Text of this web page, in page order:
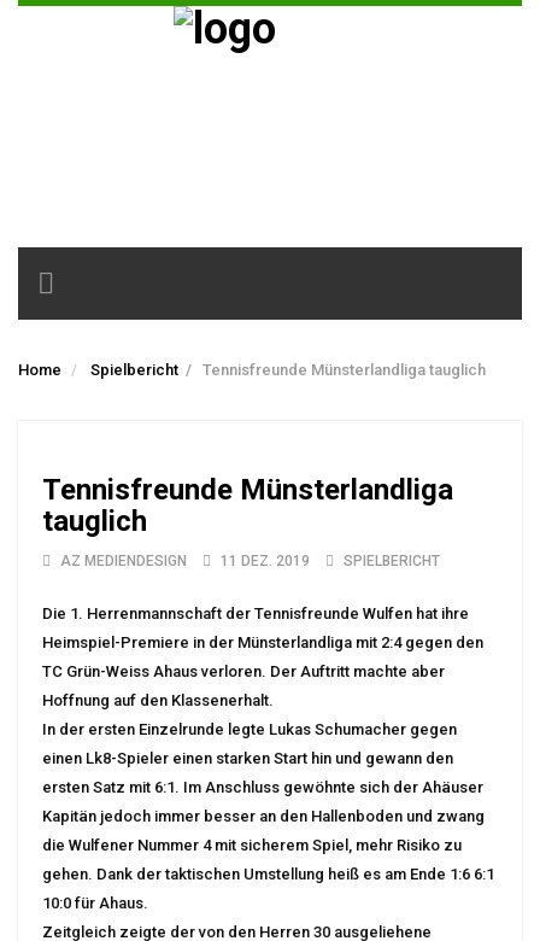
Toggle
navigation
Home Spielbericht / Tennisfreunde Münsterlandliga tauglich
Tennisfreunde Münsterlandliga
tauglich
AZ MEDIENDESIGN 11 DEZ. 2019 SPIELBERICHT
Die 1. Herrenmannschaft der Tennisfreunde Wulfen hat ihre
Heimspiel-Premiere in der Münsterlandliga mit 2:4 gegen den
TC Grün-Weiss Ahaus verloren. Der Auftritt machte aber
Hoffnung auf den Klassenerhalt.
In der ersten Einzelrunde legte Lukas Schumacher gegen
einen Lk8-Spieler einen starken Start hin und gewann den
ersten Satz mit 6:1. Im Anschluss gewöhnte sich der Ahäuser
Kapitän jedoch immer besser an den Hallenboden und zwang
die Wulfener Nummer 4 mit sicherem Spiel, mehr Risiko zu
gehen. Dank der taktischen Umstellung heiß es am Ende 1:6 6:1
10:0 für Ahaus.
Zeitgleich zeigte der von den Herren 30 ausgeliehene